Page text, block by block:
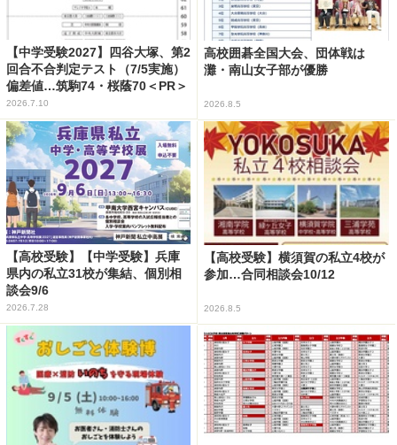
【中学受験2027】四谷大塚、第2
回合不合判定テスト（7/5実施）
偏差値…筑駒74・桜蔭70＜PR＞
2026.7.10
高校囲碁全国大会、団体戦は
灘・南山女子部が優勝
2026.8.5
【高校受験】【中学受験】兵庫
県内の私立31校が集結、個別相
談会9/6
2026.7.28
【高校受験】横須賀の私立4校が
参加…合同相談会10/12
2026.8.5